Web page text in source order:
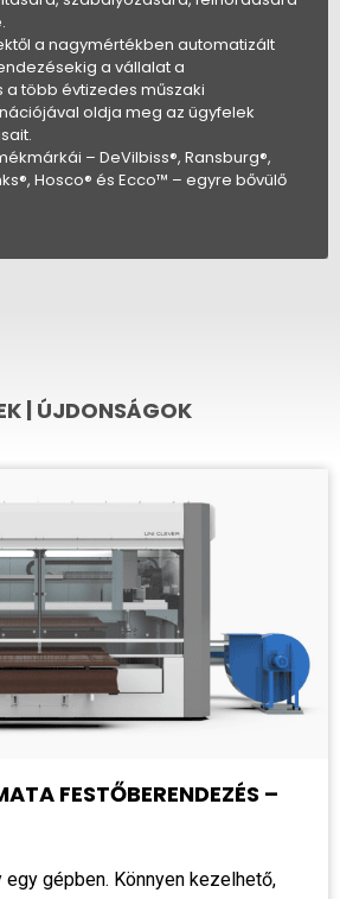
a nagymértékben automatizált
a vállalat a
több évtizedes műszaki
oldja meg az ügyfelek
– DeVilbiss®, Ransburg®,
Hosco® és Ecco™ – egyre bővülő
| ÚJDONSÁGOK
FESTŐBERENDEZÉS –
gépben. Könnyen kezelhető,